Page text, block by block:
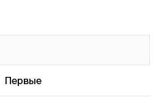
Первые